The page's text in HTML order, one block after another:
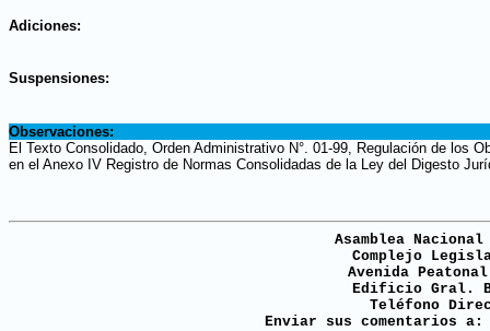
Adiciones:
Suspensiones:
Observaciones:
El Texto Consolidado, Orden Administrativo N°. 01-99, Regulación de los
en el Anexo IV Registro de Normas Consolidadas de la Ley del Digesto
Asamblea
Complejo
Avenida
Edificio Gral.
Teléfono
Enviar sus comentarios